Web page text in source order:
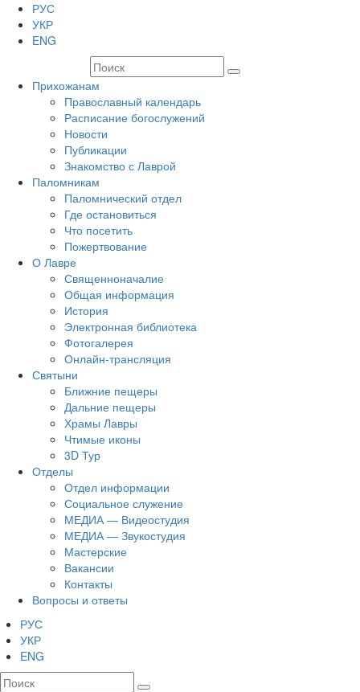
РУС
УКР
ENG
Прихожанам
Православный календарь
Расписание богослужений
Новости
Публикации
Знакомство с Лаврой
Паломникам
Паломнический отдел
Где остановиться
Что посетить
Пожертвование
О Лавре
Священноначалие
Общая информация
История
Электронная библиотека
Фотогалерея
Онлайн-трансляция
Святыни
Ближние пещеры
Дальние пещеры
Храмы Лавры
Чтимые иконы
3D Тур
Отделы
Отдел информации
Социальное служение
МЕДИА — Видеостудия
МЕДИА — Звукостудия
Мастерские
Вакансии
Контакты
Вопросы и ответы
РУС
УКР
ENG